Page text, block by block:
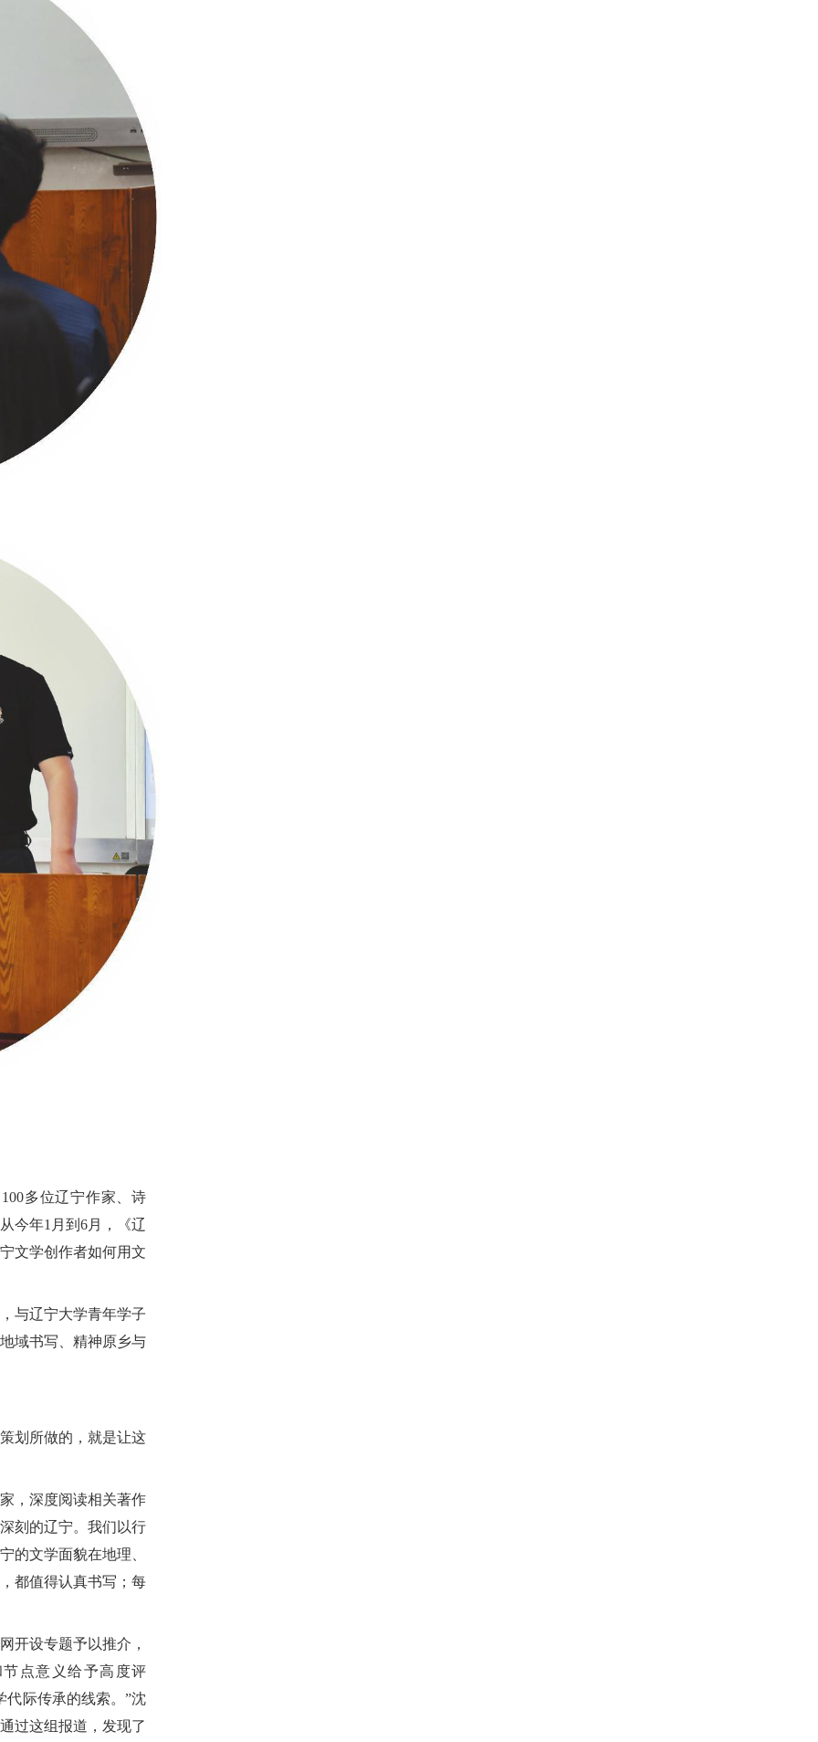
多位辽宁作家、诗
今年1月到6月，《辽
文学创作者如何用文
与辽宁大学青年学子
域书写、精神原乡与
划所做的，就是让这
，深度阅读相关著作
刻的辽宁。我们以行
的文学面貌在地理、
都值得认真书写；每
设专题予以推介，
点意义给予高度评
代际传承的线索。”沈
过这组报道，发现了